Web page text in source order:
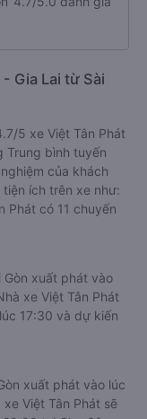
Gia Lai từ Sài
5 xe Việt Tân Phát
Trung bình tuyến
của khách
ích trên xe như:
Phát có 11 chuyến
Gòn xuất phát vào
xe Việt Tân Phát
17:30 và dự kiến
xuất phát vào lúc
Việt Tân Phát sẽ